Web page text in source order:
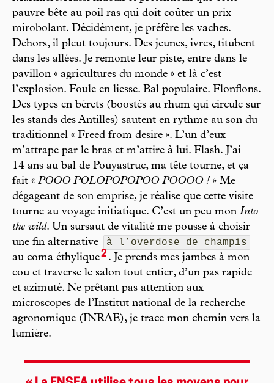
pauvre bête au poil ras qui doit coûter un prix
mirobolant. Décidément, je préfère les vaches.
Dehors, il pleut toujours. Des jeunes, ivres, titubent
dans les allées. Je remonte leur piste, entre dans le
pavillon « agricultures du monde » et là c’est
l’explosion. Foule en liesse. Bal populaire. Flonflons.
Des types en bérets (boostés au rhum qui circule sur
les stands des Antilles) sautent en rythme au son du
traditionnel « Freed from desire ». L’un d’eux
m’attrape par le bras et m’attire à lui. Flash. J’ai
14 ans au bal de Pouyastruc, ma tête tourne, et ça
fait « POOO POLOPOPOPOO POOOO ! » Me
dégageant de son emprise, je réalise que cette visite
tourne au voyage initiatique. C’est un peu mon Into
the wild. Un sursaut de vitalité me pousse à choisir
une fin alternative
à l’overdose de champis
au coma éthylique2 . Je prends mes jambes à mon
cou et traverse le salon tout entier, d’un pas rapide
et azimuté. Ne prêtant pas attention aux
microscopes de l’Institut national de la recherche
agronomique (INRAE), je trace mon chemin vers la
lumière.